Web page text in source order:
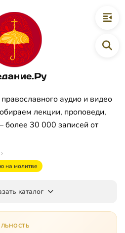
аудио и видео
лекции, проповеди,
30 000 записей от
на молитве
каталог